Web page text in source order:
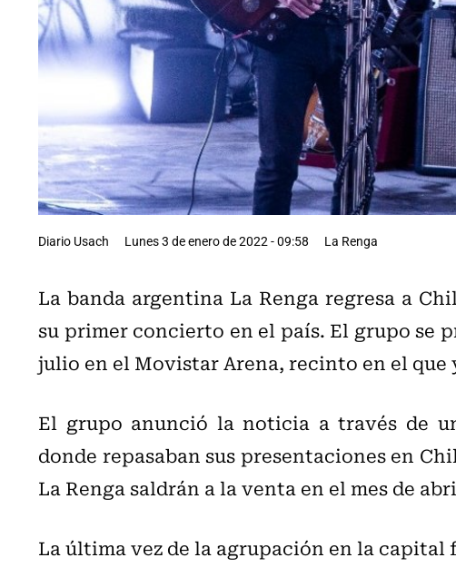
Diario Usach Lunes 3 de enero de 2022 - 09:58 La Renga
La banda argentina La Renga regresa a
su primer concierto en el país. El grupo se
julio en el Movistar Arena, recinto en el que
El grupo anunció la noticia a través de
donde repasaban sus presentaciones en
La Renga saldrán a la venta en el mes de
La última vez de la agrupación en la capital